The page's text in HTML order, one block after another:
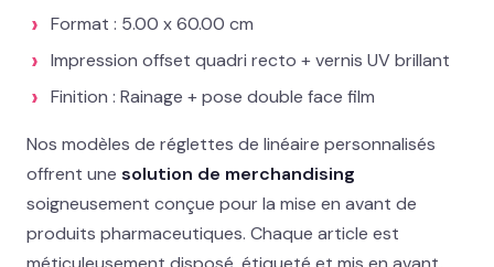
Format : 5.00 x 60.00 cm
Impression offset quadri recto + vernis UV brillant
Finition : Rainage + pose double face film
Nos modèles de réglettes de linéaire personnalisés
offrent une solution de merchandising
soigneusement conçue pour la mise en avant de
produits pharmaceutiques. Chaque article est